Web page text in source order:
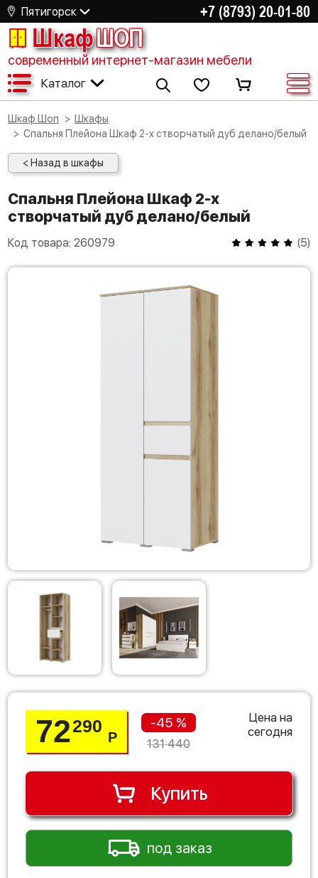
Пятигорск +7 (8793) 20-01-80
ШкафШОП
современный интернет-магазин мебели
Каталог
Шкаф Шоп
Шкафы
Спальня Плейона Шкаф 2-х створчатый дуб делано/белый
< Назад в шкафы
Спальня Плейона Шкаф 2-х
створчатый дуб делано/белый
Код товара: 260979 (5)
72290
Р
-45 %
131 440
Цена на
сегодня
Купить
под заказ